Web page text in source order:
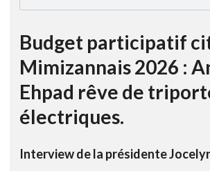
Budget participatif
Mimizannais 2026 :
Ehpad rêve de
électriques.
Interview de la présidente